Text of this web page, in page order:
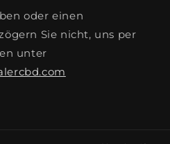
oder einen
Sie nicht, uns per
unter